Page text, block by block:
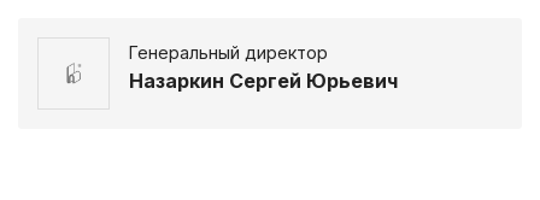
Генеральный директор
Назаркин Сергей Юрьевич